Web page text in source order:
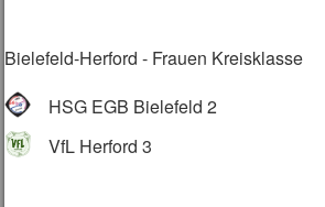
Bielefeld-Herford - Frauen Kreisklasse
HSG EGB Bielefeld 2
VfL Herford 3